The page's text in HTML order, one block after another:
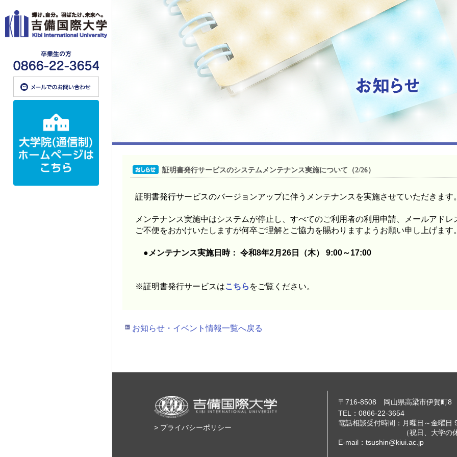
証明書発行サービスのシステムメンテナンス実施について（2/26）
証明書発行サービスのバージョンアップに伴うメンテナンスを実施させていただきます。
メンテナンス実施中はシステムが停止し、すべてのご利用者の利用申請、メールアドレ
ご不便をおかけいたしますが何卒ご理解とご協力を賜わりますようお願い申し上げます。
●メンテナンス実施日時： 令和8年2月26日（木） 9:00～17:00
※証明書発行サービスはこちら をご覧ください。
お知らせ・イベント情報一覧へ戻る
> プライバシーポリシー
〒716-8508 岡山県高梁市伊賀町8
TEL：0866-22-3654
電話相談受付時間：月曜日～金曜日
（祝日、大学の休業日
E-mail：tsushin@kiui.ac.jp